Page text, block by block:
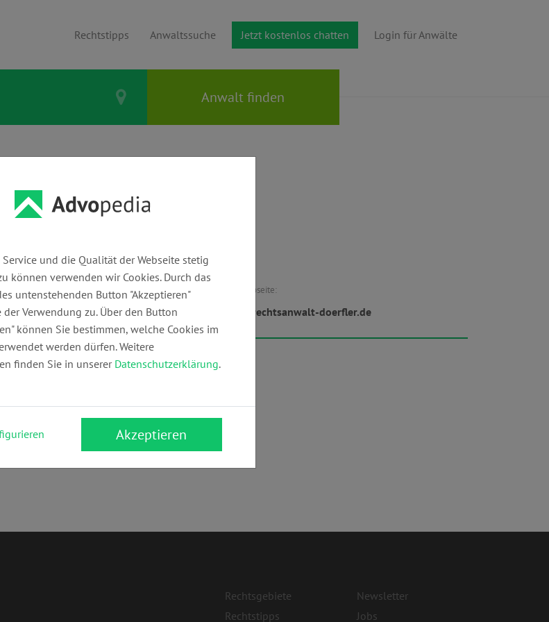
Rechtstipps Anwaltssuche Jetzt kostenlos chatten Login für Anwälte
|
doerfler.de
Webseite:
www.rechtsanwalt-doerfler.de
Rechtsgebiete
Rechtstipps
Newsletter
Jobs
Service und die Qualität der Webseite stetig
können verwenden wir Cookies. Durch das
untenstehenden Button "Akzeptieren"
der Verwendung zu. Über den Button
können Sie bestimmen, welche Cookies im
werden dürfen. Weitere
finden Sie in unserer Datenschutzerklärung.
Akzeptieren